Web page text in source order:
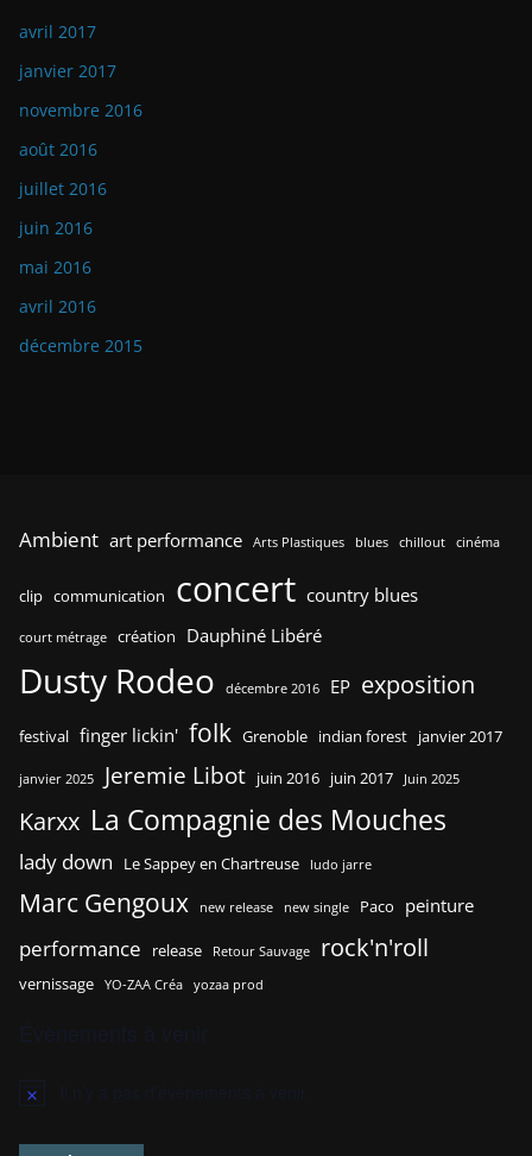
avril 2017
janvier 2017
novembre 2016
août 2016
juillet 2016
juin 2016
mai 2016
avril 2016
décembre 2015
Ambient art performance Arts Plastiques blues chillout cinéma
clip communication concert country blues
court métrage création Dauphiné Libéré
Dusty Rodeo décembre 2016 EP exposition
festival finger lickin' folk Grenoble indian forest janvier 2017
janvier 2025 Jeremie Libot juin 2016 juin 2017 Juin 2025
Karxx La Compagnie des Mouches
lady down Le Sappey en Chartreuse ludo jarre
Marc Gengoux new release new single Paco peinture
performance release Retour Sauvage rock'n'roll
vernissage YO-ZAA Créa yozaa prod
N
t